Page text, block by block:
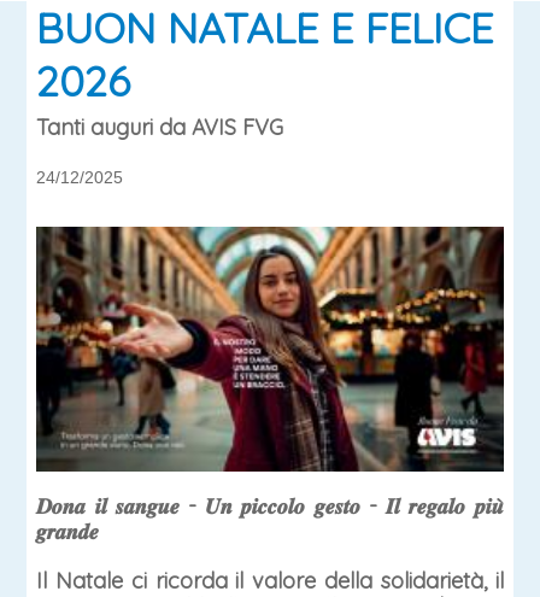
BUON NATALE E FELICE
2026
Tanti auguri da AVIS FVG
24/12/2025
𝑫𝒐𝒏𝒂 𝒊𝒍 𝒔𝒂𝒏𝒈𝒖𝒆 - 𝑼𝒏 𝒑𝒊𝒄𝒄𝒐𝒍𝒐 𝒈𝒆𝒔𝒕𝒐 - 𝑰𝒍 𝒓𝒆𝒈𝒂𝒍𝒐 𝒑𝒊𝒖̀
𝒈𝒓𝒂𝒏𝒅𝒆
Il Natale ci ricorda il valore della solidarietà, il